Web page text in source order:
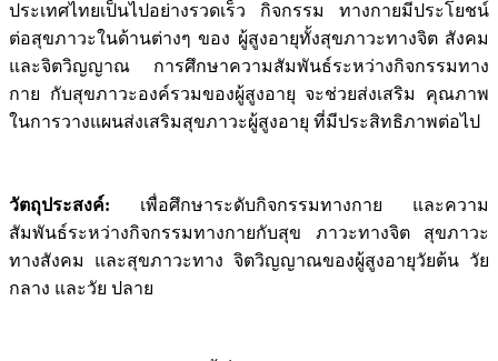
ประเทศไทยเป็นไปอย่างรวดเร็ว กิจกรรม ทางกายมีประโยชน์
ต่อสุขภาวะในด้านต่างๆ ของ ผู้สูงอายุทั้งสุขภาวะทางจิต สังคม
และจิตวิญญาณ การศึกษาความสัมพันธ์ระหว่างกิจกรรมทาง
กาย กับสุขภาวะองค์รวมของผู้สูงอายุ จะช่วยส่งเสริม คุณภาพ
ในการวางแผนส่งเสริมสุขภาวะผู้สูงอายุ ที่มีประสิทธิภาพต่อไป
วัตถุประสงค์: เพื่อศึกษาระดับกิจกรรมทางกาย และความ
สัมพันธ์ระหว่างกิจกรรมทางกายกับสุข ภาวะทางจิต สุขภาวะ
ทางสังคม และสุขภาวะทาง จิตวิญญาณของผู้สูงอายุวัยต้น วัย
กลาง และวัย ปลาย